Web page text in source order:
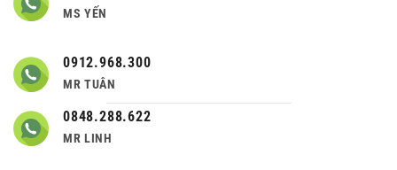
MS YẾN
0912.968.300
MR TUÂN
0848.288.622
MR LINH